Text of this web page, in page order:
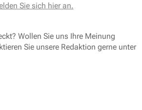
Sie sich hier an.
Wollen Sie uns Ihre Meinung
Sie unsere Redaktion gerne unter